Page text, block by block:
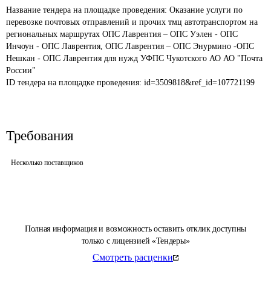
Полная информация и возможность оставить отклик доступны
только с лицензией «Тендеры»
Смотреть расценки
Название тендера на площадке проведения: Оказание услуги по
перевозке почтовых отправлений и прочих тмц автотранспортом на
региональных маршрутах ОПС Лаврентия – ОПС Уэлен - ОПС
Инчоун - ОПС Лаврентия, ОПС Лаврентия – ОПС Энурмино -ОПС
Нешкан - ОПС Лаврентия для нужд УФПС Чукотского АО АО "Почта
России"
ID тендера на площадке проведения: id=3509818&ref_id=107721199
Требования
Несколько поставщиков